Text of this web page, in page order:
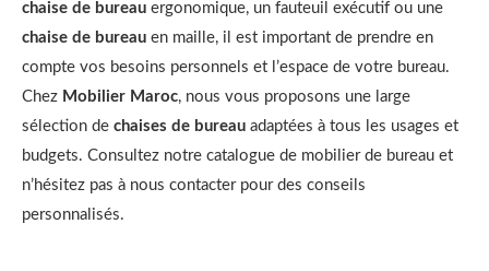
chaise de bureau ergonomique, un fauteuil exécutif ou une
chaise de bureau en maille, il est important de prendre en
compte vos besoins personnels et l’espace de votre bureau.
Chez Mobilier Maroc, nous vous proposons une large
sélection de chaises de bureau adaptées à tous les usages et
budgets. Consultez notre catalogue de mobilier de bureau et
n’hésitez pas à nous contacter pour des conseils
personnalisés.